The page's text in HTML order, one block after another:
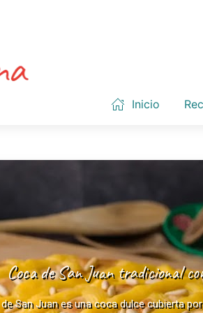
Inicio
Coca de San Juan tradicional
San Juan es una coca dulce cubierta